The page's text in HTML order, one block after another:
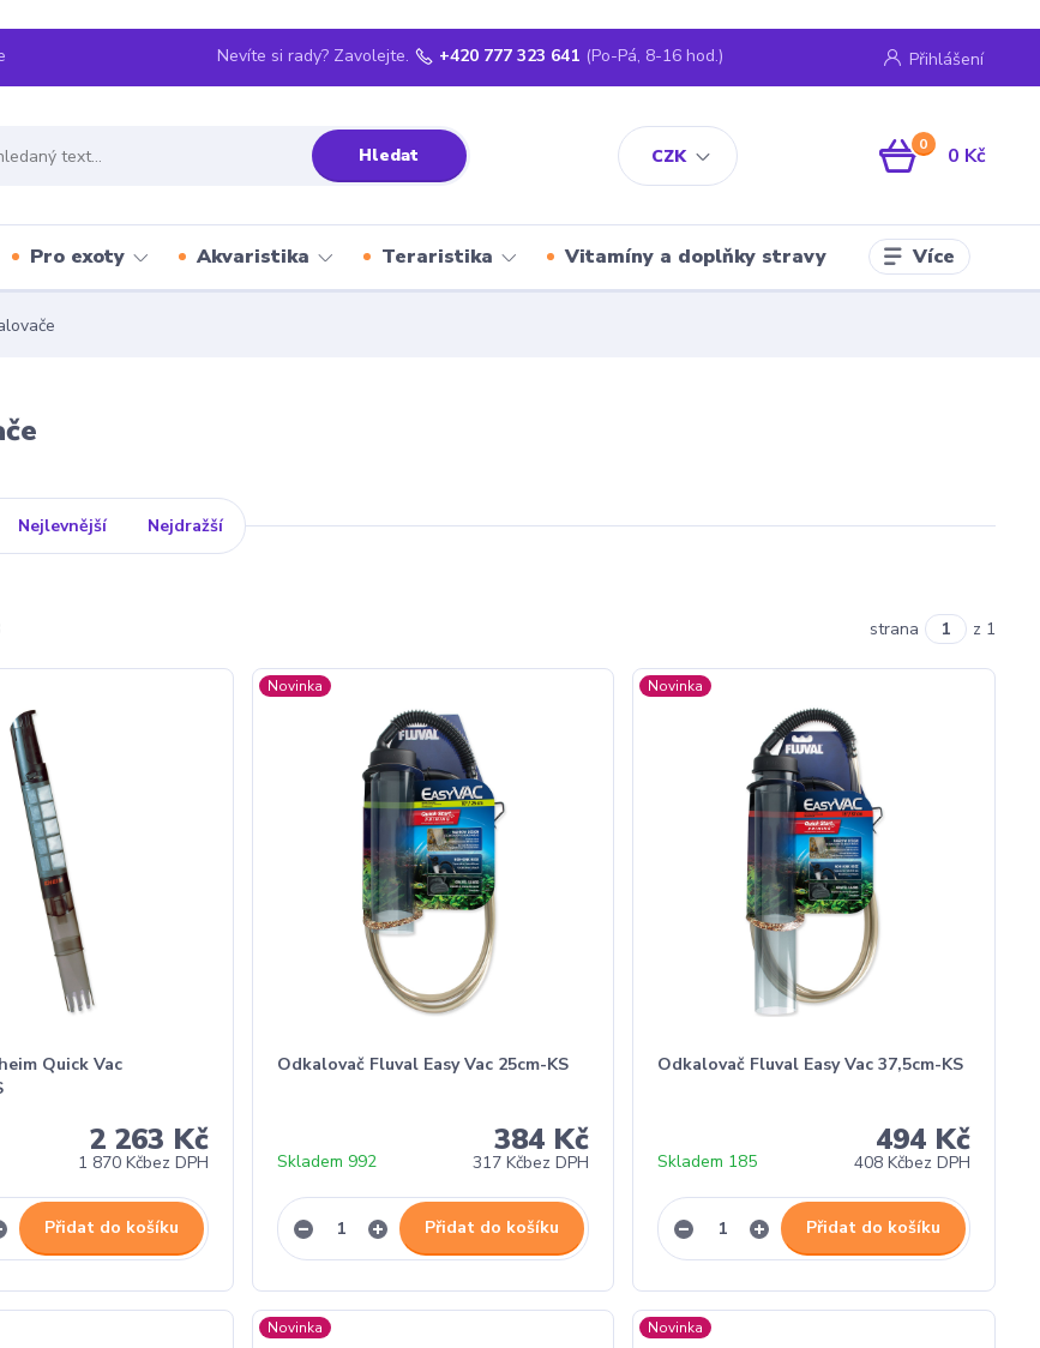
CZK
Přihlášení
Hledat
Nevíte si rady? Zavolejte. +420 777 323 641 (Po-Pá, 8-16 hod.)
0 0 Kč
Pro exoty Akvaristika Teraristika Vitamíny a doplňky stravy Více
Nejlevnější Nejdražší
strana z 1
Quick Vac
2 263 Kč
1 870 Kčbez DPH
Přidat do košíku
Novinka
Odkalovač Fluval Easy Vac 25cm-KS
384 Kč
317 Kčbez DPH
Skladem 992
Přidat do košíku
Novinka
Odkalovač Fluval Easy Vac 37,5cm-KS
494 Kč
408 Kčbez DPH
Skladem 185
Přidat do košíku
Novinka Novinka